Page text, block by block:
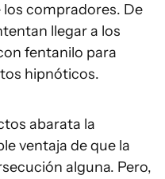
compradores. De
llegar a los
fentanilo para
hipnóticos.
abarata la
ventaja de que la
alguna. Pero,